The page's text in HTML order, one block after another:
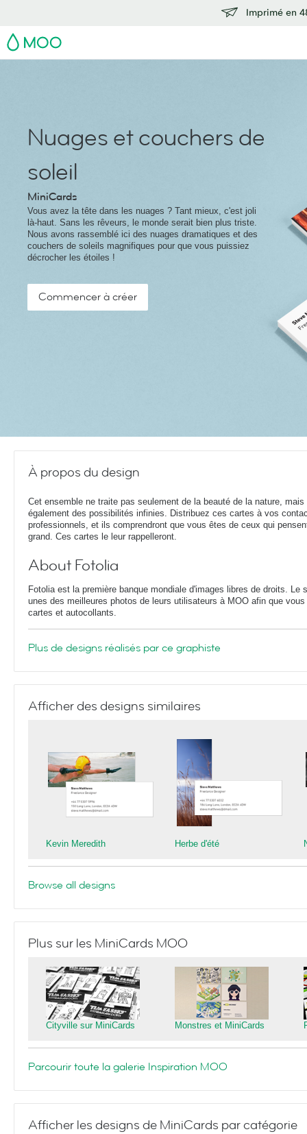
Imprimé en
MOO
Nuages et couchers de
soleil
MiniCards
Vous avez la tête dans les nuages ? Tant mieux, c'est joli
là-haut. Sans les rêveurs, le monde serait bien plus triste.
Nous avons rassemblé ici des nuages dramatiques et des
couchers de soleils magnifiques pour que vous puissiez
décrocher les étoiles !
Commencer à créer
À propos du design
Cet ensemble ne traite pas seulement de la beauté de la nature, mais
également des possibilités infinies. Distribuez ces cartes à vos
professionnels, et ils comprendront que vous êtes de ceux qui
grand. Ces cartes le leur rappelleront.
About Fotolia
Fotolia est la première banque mondiale d'images libres de droits. Le
unes des meilleures photos de leurs utilisateurs à MOO afin que
cartes et autocollants.
Plus de designs réalisés par ce graphiste
Afficher des designs similaires
Kevin Meredith Herbe d'été
Browse all designs
Plus sur les MiniCards MOO
Cityville sur MiniCards Monstres et MiniCards
Parcourir toute la galerie Inspiration MOO
Afficher les designs de MiniCards par catégorie